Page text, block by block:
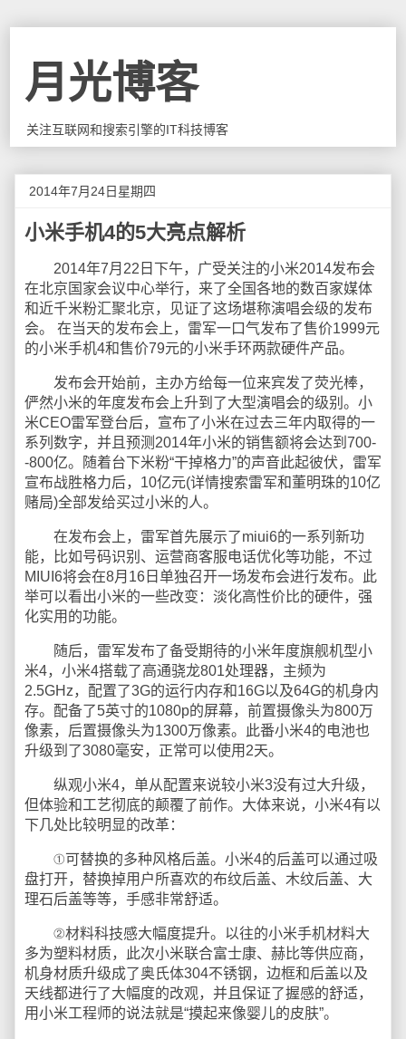
月光博客
关注互联网和搜索引擎的IT科技博客
2014年7月24日星期四
小米手机4的5大亮点解析
2014年7月22日下午，广受关注的小米2014发布会
在北京国家会议中心举行，来了全国各地的数百家媒体
和近千米粉汇聚北京，见证了这场堪称演唱会级的发布
会。 在当天的发布会上，雷军一口气发布了售价1999元
的小米手机4和售价79元的小米手环两款硬件产品。
发布会开始前，主办方给每一位来宾发了荧光棒，
俨然小米的年度发布会上升到了大型演唱会的级别。小
米CEO雷军登台后，宣布了小米在过去三年内取得的一
系列数字，并且预测2014年小米的销售额将会达到700-
-800亿。随着台下米粉“干掉格力”的声音此起彼伏，雷军
宣布战胜格力后，10亿元(详情搜索雷军和董明珠的10亿
赌局)全部发给买过小米的人。
在发布会上，雷军首先展示了miui6的一系列新功
能，比如号码识别、运营商客服电话优化等功能，不过
MIUI6将会在8月16日单独召开一场发布会进行发布。此
举可以看出小米的一些改变：淡化高性价比的硬件，强
化实用的功能。
随后，雷军发布了备受期待的小米年度旗舰机型小
米4，小米4搭载了高通骁龙801处理器，主频为
2.5GHz，配置了3G的运行内存和16G以及64G的机身内
存。配备了5英寸的1080p的屏幕，前置摄像头为800万
像素，后置摄像头为1300万像素。此番小米4的电池也
升级到了3080毫安，正常可以使用2天。
纵观小米4，单从配置来说较小米3没有过大升级，
但体验和工艺彻底的颠覆了前作。大体来说，小米4有以
下几处比较明显的改革：
①可替换的多种风格后盖。小米4的后盖可以通过吸
盘打开，替换掉用户所喜欢的布纹后盖、木纹后盖、大
理石后盖等等，手感非常舒适。
②材料科技感大幅度提升。以往的小米手机材料大
多为塑料材质，此次小米联合富士康、赫比等供应商，
机身材质升级成了奥氏体304不锈钢，边框和后盖以及
天线都进行了大幅度的改观，并且保证了握感的舒适，
用小米工程师的说法就是“摸起来像婴儿的皮肤”。